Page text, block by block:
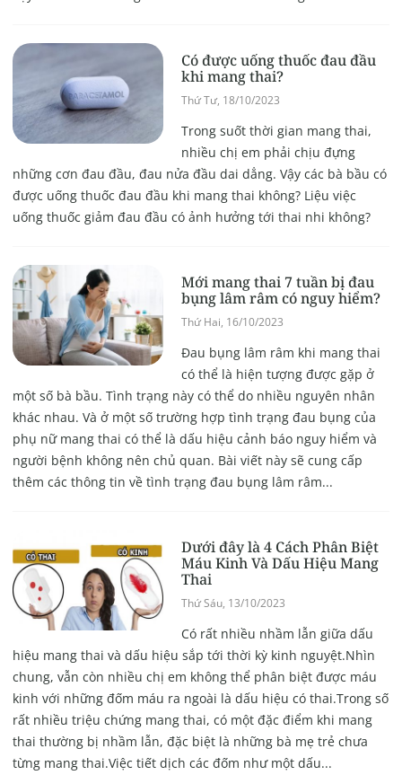
Có được uống thuốc đau đầu
khi mang thai?
Thứ Tư, 18/10/2023
Trong suốt thời gian mang thai,
nhiều chị em phải chịu đựng
những cơn đau đầu, đau nửa đầu dai dẳng. Vậy các bà bầu có
được uống thuốc đau đầu khi mang thai không? Liệu việc
uống thuốc giảm đau đầu có ảnh hưởng tới thai nhi không?
Mới mang thai 7 tuần bị đau
bụng lâm râm có nguy hiểm?
Thứ Hai, 16/10/2023
Đau bụng lâm râm khi mang thai
có thể là hiện tượng được gặp ở
một số bà bầu. Tình trạng này có thể do nhiều nguyên nhân
khác nhau. Và ở một số trường hợp tình trạng đau bụng của
phụ nữ mang thai có thể là dấu hiệu cảnh báo nguy hiểm và
người bệnh không nên chủ quan. Bài viết này sẽ cung cấp
thêm các thông tin về tình trạng đau bụng lâm râm...
Dưới đây là 4 Cách Phân Biệt
Máu Kinh Và Dấu Hiệu Mang
Thai
Thứ Sáu, 13/10/2023
Có rất nhiều nhầm lẫn giữa dấu
hiệu mang thai và dấu hiệu sắp tới thời kỳ kinh nguyệt.Nhìn
chung, vẫn còn nhiều chị em không thể phân biệt được máu
kinh với những đốm máu ra ngoài là dấu hiệu có thai.Trong số
rất nhiều triệu chứng mang thai, có một đặc điểm khi mang
thai thường bị nhầm lẫn, đặc biệt là những bà mẹ trẻ chưa
từng mang thai.Việc tiết dịch các đốm như một dấu...